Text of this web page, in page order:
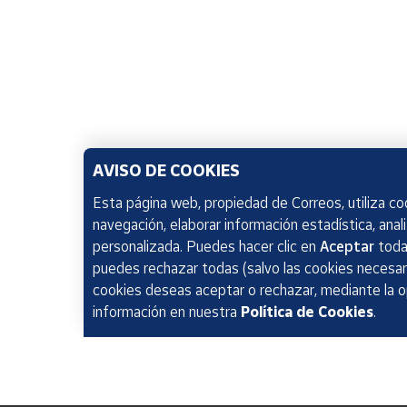
AVISO DE COOKIES
Esta página web, propiedad de Correos, utiliza
navegación, elaborar información estadística,
personalizada. Puedes hacer clic en Aceptar
puedes rechazar todas (salvo las cookies
cookies deseas aceptar o rechazar, mediante la
información en nuestra Política de Cookies.